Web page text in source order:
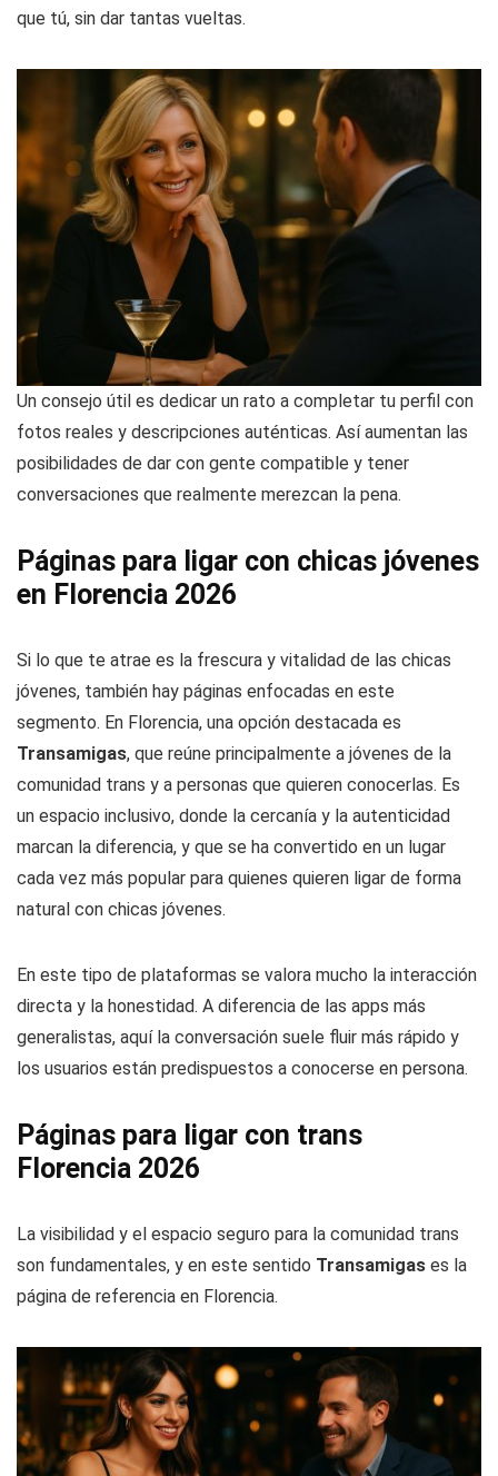
que tú, sin dar tantas vueltas.
Un consejo útil es dedicar un rato a completar tu perfil con
fotos reales y descripciones auténticas. Así aumentan las
posibilidades de dar con gente compatible y tener
conversaciones que realmente merezcan la pena.
Páginas para ligar con chicas jóvenes
en Florencia 2026
Si lo que te atrae es la frescura y vitalidad de las chicas
jóvenes, también hay páginas enfocadas en este
segmento. En Florencia, una opción destacada es
Transamigas, que reúne principalmente a jóvenes de la
comunidad trans y a personas que quieren conocerlas. Es
un espacio inclusivo, donde la cercanía y la autenticidad
marcan la diferencia, y que se ha convertido en un lugar
cada vez más popular para quienes quieren ligar de forma
natural con chicas jóvenes.
En este tipo de plataformas se valora mucho la interacción
directa y la honestidad. A diferencia de las apps más
generalistas, aquí la conversación suele fluir más rápido y
los usuarios están predispuestos a conocerse en persona.
Páginas para ligar con trans
Florencia 2026
La visibilidad y el espacio seguro para la comunidad trans
son fundamentales, y en este sentido Transamigas es la
página de referencia en Florencia.